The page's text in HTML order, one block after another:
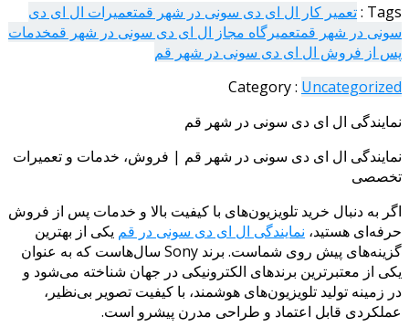
Tags : تعمیر کار ال ای دی سونی در شهر قمتعمیرات ال ای دی
سونی در شهر قمتعمیرگاه مجاز ال ای دی سونی در شهر قمخدمات
پس از فروش ال ای دی سونی در شهر قم
Category : Uncategorized
نمایندگی ال ای دی سونی در شهر قم
نمایندگی ال ای دی سونی در شهر قم | فروش، خدمات و تعمیرات
تخصصی
اگر به دنبال خرید تلویزیون‌های با کیفیت بالا و خدمات پس از فروش
حرفه‌ای هستید، نمایندگی ال ای دی سونی در قم یکی از بهترین
گزینه‌های پیش روی شماست. برند Sony سال‌هاست که به عنوان
یکی از معتبرترین برندهای الکترونیکی در جهان شناخته می‌شود و
در زمینه تولید تلویزیون‌های هوشمند، با کیفیت تصویر بی‌نظیر،
عملکردی قابل اعتماد و طراحی مدرن پیشرو است.